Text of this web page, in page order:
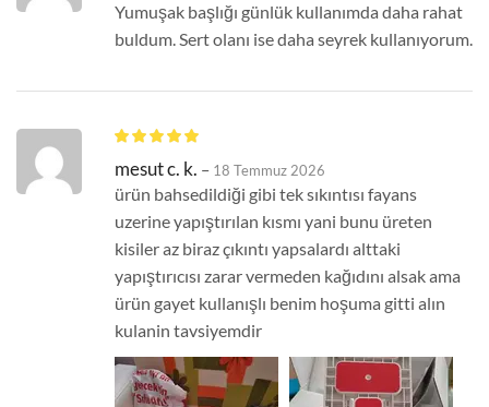
Yumuşak başlığı günlük kullanımda daha rahat
buldum. Sert olanı ise daha seyrek kullanıyorum.
mesut c. k. – 18 Temmuz 2026
ürün bahsedildiği gibi tek sıkıntısı fayans
uzerine yapıştırılan kısmı yani bunu üreten
kisiler az biraz çıkıntı yapsalardı alttaki
yapıştırıcısı zarar vermeden kağıdını alsak ama
ürün gayet kullanışlı benim hoşuma gitti alın
kulanin tavsiyemdir